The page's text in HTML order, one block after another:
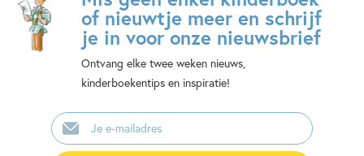
of nieuwtje meer en schrijf
je in voor onze nieuwsbrief
Ontvang elke twee weken nieuws,
kinderboekentips en inspiratie!
E-
mailadres